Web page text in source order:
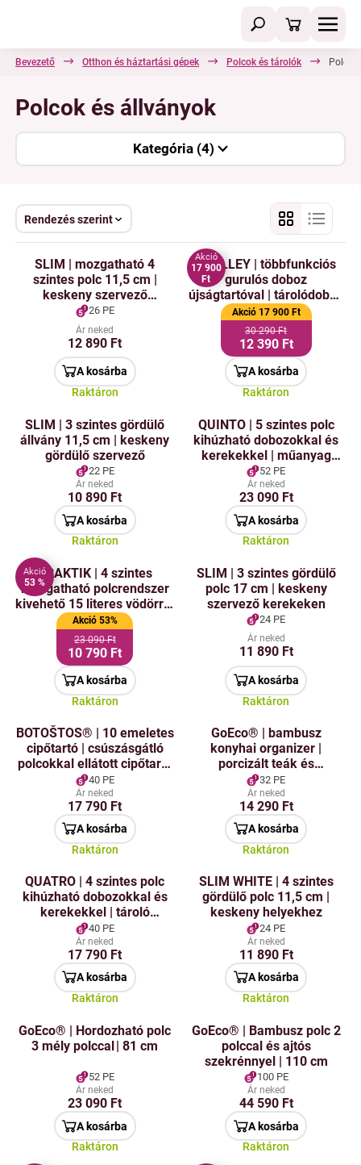
Bevezető Otthon és háztartási gépek Polcok és tárolók
Polcok és állványok
Kategória (4)
Rendezés szerint
SLIM | mozgatható 4
szintes polc 11,5 cm |
keskeny szervező
kerekeken
26 PE
Ár neked
12 890 Ft
A kosárba
Raktáron
Akció
17 900
Ft
TROLLEY | többfunkciós
gurulós doboz
újságtartóval | tárolódoboz
és asztal a kanapéhoz
Akció 17 900 Ft
30 290 Ft
12 390 Ft
A kosárba
Raktáron
SLIM | 3 szintes gördülő
állvány 11,5 cm | keskeny
gördülő szervező
22 PE
Ár neked
10 890 Ft
A kosárba
Raktáron
QUINTO | 5 szintes polc
kihúzható dobozokkal és
kerekekkel | műanyag
tároló szervező | 98 cm
52 PE
Ár neked
23 090 Ft
A kosárba
Raktáron
Akció
53 %
PRAKTIK | 4 szintes
mozgatható polcrendszer
kivehető 15 literes vödörrel
és tárolópolcokkal
Akció 53%
23 090 Ft
10 790 Ft
A kosárba
Raktáron
SLIM | 3 szintes gördülő
polc 17 cm | keskeny
szervező kerekeken
24 PE
Ár neked
11 890 Ft
A kosárba
Raktáron
BOTOŠTOS® | 10 emeletes
cipőtartó | csúszásgátló
polcokkal ellátott cipőtartó
| magasság 140 cm
40 PE
Ár neked
17 790 Ft
A kosárba
Raktáron
GoEco® | bambusz
konyhai organizer |
porcizált teák és
kávékapszulák számára
32 PE
Ár neked
14 290 Ft
A kosárba
Raktáron
QUATRO | 4 szintes polc
kihúzható dobozokkal és
kerekekkel | tároló
műanyag szervező | több
színben | 79 cm
40 PE
Ár neked
17 790 Ft
A kosárba
Raktáron
SLIM WHITE | 4 szintes
gördülő polc 11,5 cm |
keskeny helyekhez
24 PE
Ár neked
11 890 Ft
A kosárba
Raktáron
GoEco® | Hordozható polc
3 mély polccal | 81 cm
52 PE
Ár neked
23 090 Ft
A kosárba
Raktáron
GoEco® | Bambusz polc 2
polccal és ajtós
szekrénnyel | 110 cm
100 PE
Ár neked
44 590 Ft
A kosárba
Raktáron